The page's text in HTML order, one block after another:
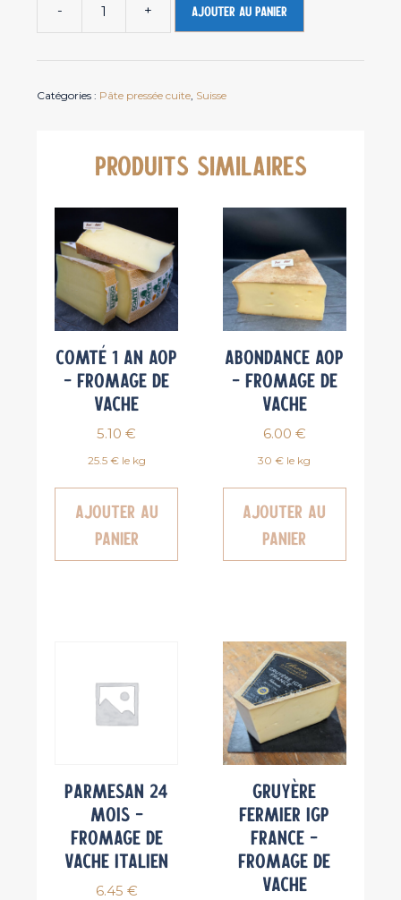
-
quantité
de
Kaltbach
chèvre
de
chèvre
+ Ajouter au panier
Catégories : Pâte pressée cuite, Suisse
PRODUITS SIMILAIRES
Comté 1 an AOP
– Fromage de
vache
5.10€
25.5 € le kg
Ajouter au
panier
Abondance AOP
– Fromage de
vache
6.00 €
30 € le kg
Ajouter au
panier
Parmesan 24
mois –
Fromage de
vache italien
6.45 €
Gruyère
fermier IGP
France –
Fromage de
vache